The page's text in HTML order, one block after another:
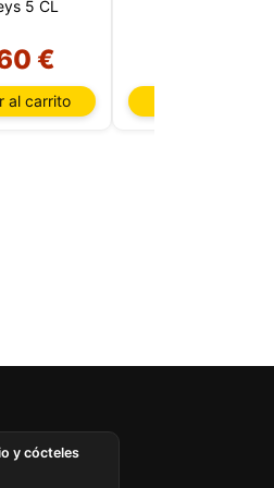
5 CL
€
al carrito
y cócteles